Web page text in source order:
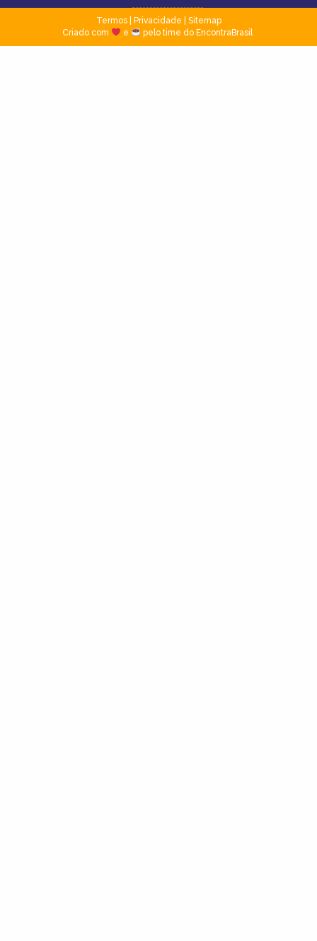
Termos| Privacidade
Sitemap
Criado com
e pelo time do EncontraBrasil